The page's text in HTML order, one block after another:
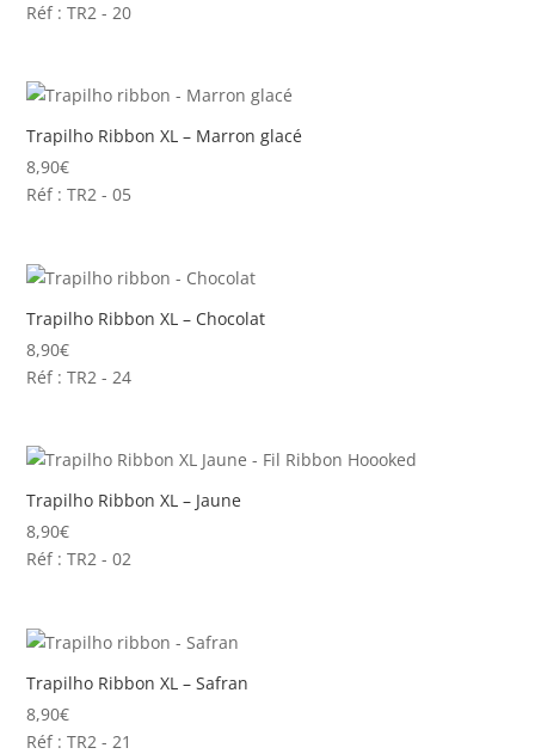
Réf : TR2 - 20
Trapilho Ribbon XL – Marron glacé
8,90€
Réf : TR2 - 05
Trapilho Ribbon XL – Chocolat
8,90€
Réf : TR2 - 24
Trapilho Ribbon XL – Jaune
8,90€
Réf : TR2 - 02
Trapilho Ribbon XL – Safran
8,90€
Réf : TR2 - 21